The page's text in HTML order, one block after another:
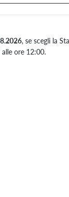
, se scegli la
ore 12:00.